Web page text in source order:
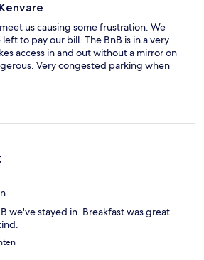
us causing some frustration. We
to pay our bill. The BnB is in a very
access in and out without a mirror on
Very congested parking when
we've stayed in. Breakfast was great.